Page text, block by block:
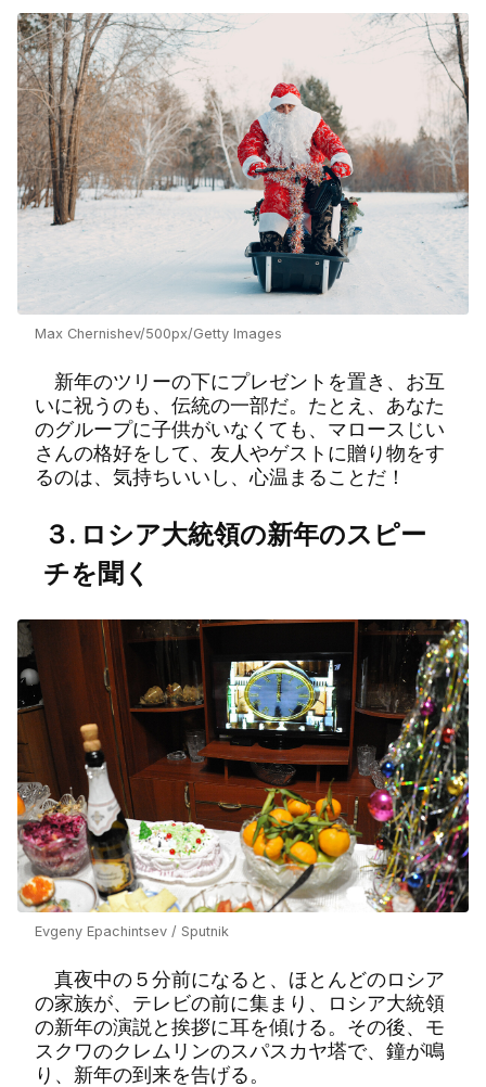
Max Chernishev/500px/Getty Images
新年のツリーの下にプレゼントを置き、お互
いに祝うのも、伝統の一部だ。たとえ、あなた
のグループに子供がいなくても、マロースじい
さんの格好をして、友人やゲストに贈り物をす
るのは、気持ちいいし、心温まることだ！
３. ロシア大統領の新年のスピー
チを聞く
Evgeny Epachintsev / Sputnik
真夜中の５分前になると、ほとんどのロシア
の家族が、テレビの前に集まり、ロシア大統領
の新年の演説と挨拶に耳を傾ける。その後、モ
スクワのクレムリンのスパスカヤ塔で、鐘が鳴
り、新年の到来を告げる。